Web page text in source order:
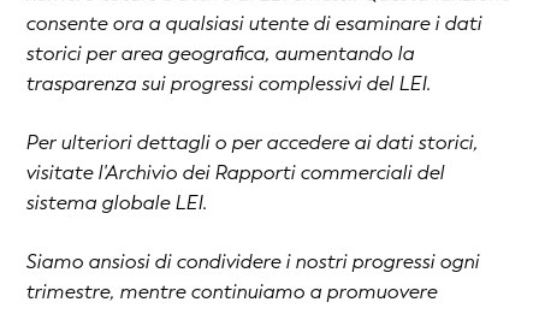
consente ora a qualsiasi utente di esaminare i dati
storici per area geografica, aumentando la
trasparenza sui progressi complessivi del LEI.
Per ulteriori dettagli o per accedere ai dati storici,
visitate l'Archivio dei Rapporti commerciali del
sistema globale LEI.
Siamo ansiosi di condividere i nostri progressi ogni
trimestre, mentre continuiamo a promuovere